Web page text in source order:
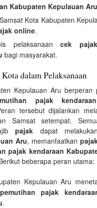
Kabupaten Kepulauan Aru
Kota Kabupaten
online.
pelaksanaancek
bagi masyarakat.
dalam Pelaksanaan
Kepulauan Aru berperan
pajak
tersebut dijalankan
Samsat setempat.
pajak dapat
Aru, memanfaatkan
pajak kendaraan
beberapa peran utama:
Kepulauan Aru
pemutihan pajak
.